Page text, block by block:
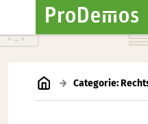
Categorie: